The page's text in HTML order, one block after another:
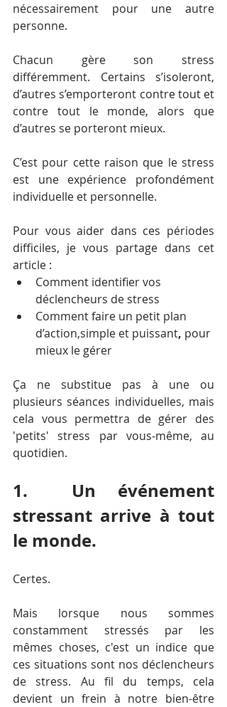
nécessairement pour une autre
personne.
Chacun gère son stress
différemment. Certains s’isoleront,
d’autres s’emporteront contre tout et
contre tout le monde, alors que
d’autres se porteront mieux.
C’est pour cette raison que le stress
est une expérience profondément
individuelle et personnelle.
Pour vous aider dans ces périodes
difficiles, je vous partage dans cet
article :
Comment identifier vos
déclencheurs de stress
Comment faire un petit plan
d’action,simple et puissant, pour
mieux le gérer
Ça ne substitue pas à une ou
plusieurs séances individuelles, mais
cela vous permettra de gérer des
'petits' stress par vous-même, au
quotidien.
1.  Un événement
stressant arrive à tout
le monde.
Certes.
Mais lorsque nous sommes
constamment stressés par les
mêmes choses, c'est un indice que
ces situations sont nos déclencheurs
de stress. Au fil du temps, cela
devient un frein à notre bien-être